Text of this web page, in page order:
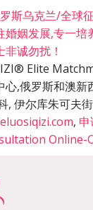
斯乌克兰/全球
婚姻发展,专一
诚勿扰！
Elite
心,俄罗斯和澳
, 伊尔库朱可夫
,